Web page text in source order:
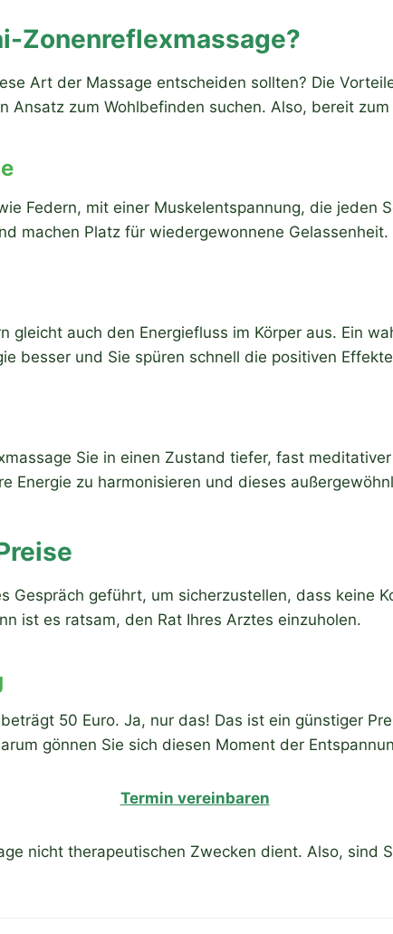
Zonenreflexmassage?
Art der Massage entscheiden sollten? Die
Ansatz zum Wohlbefinden suchen. Also, bereit zum
Federn, mit einer Muskelentspannung, die jeden
machen Platz für wiedergewonnene Gelassenheit.
gleicht auch den Energiefluss im Körper aus. Ein
besser und Sie spüren schnell die positiven
Sie in einen Zustand tiefer, fast
Energie zu harmonisieren und dieses
Gespräch geführt, um sicherzustellen, dass keine
ist es ratsam, den Rat Ihres Arztes einzuholen.
50 Euro. Ja, nur das! Das ist ein günstiger
gönnen Sie sich diesen Moment der
Termin vereinbaren
nicht therapeutischen Zwecken dient. Also, sind